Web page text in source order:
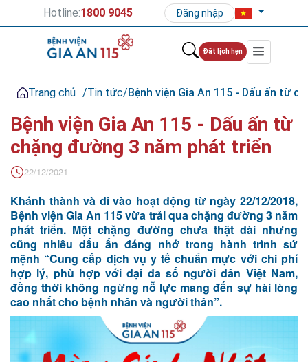
Hotline:1800 9045 Đăng nhập
Đặt lịch hẹn
Trang chủ /Tin tức/Bệnh viện Gia An 115 - Dấu ấn từ
Bệnh viện Gia An 115 - Dấu ấn từ
chặng đường 3 năm phát triển
22/12/2021
Khánh thành và đi vào hoạt động từ ngày 22/12/2018,
Bệnh viện Gia An 115 vừa trải qua chặng đường 3 năm
phát triển. Một chặng đường chưa thật dài nhưng
cũng nhiều dấu ấn đáng nhớ trong hành trình sứ
mệnh “Cung cấp dịch vụ y tế chuẩn mực với chi phí
hợp lý, phù hợp với đại đa số người dân Việt Nam,
đồng thời không ngừng nỗ lực mang đến sự hài lòng
cao nhất cho bệnh nhân và người thân”.